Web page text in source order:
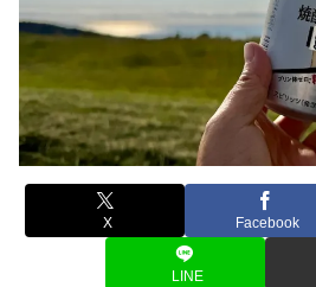
X Facebook
LINE